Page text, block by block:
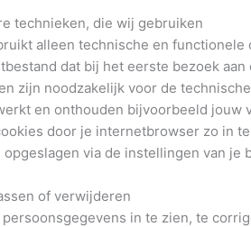
technieken, die wij gebruiken
alleen technische en
dat bij het eerste bezoek
zijn noodzakelijk voor de
en onthouden bijvoorbeeld
door je internetbrowser zo in
via de instellingen van je
of verwijderen
in te zien, te